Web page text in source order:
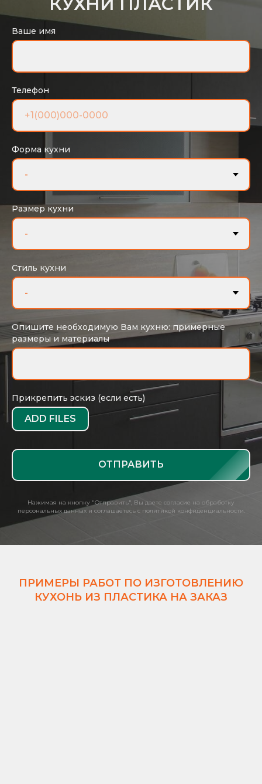
Ваше имя
Телефон
Форма кухни
Размер кухни
Стиль кухни
Опишите необходимую Вам кухню: примерные
размеры и материалы
Прикрепить эскиз (если есть)
ADD FILES
ОТПРАВИТЬ
Нажимая на кнопку "Отправить", Вы даете согласие на обработку
персональных данных и соглашаетесь с политикой конфиденциальности.
ПРИМЕРЫ РАБОТ ПО ИЗГОТОВЛЕНИЮ
КУХОНЬ ИЗ ПЛАСТИКА НА ЗАКАЗ